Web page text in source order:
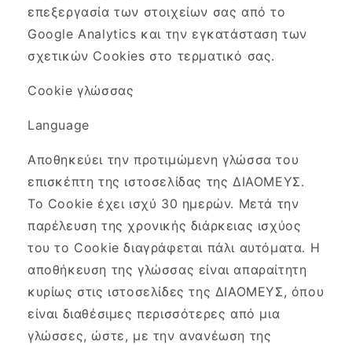
επεξεργασία των στοιχείων σας από το
Google Analytics και την εγκατάσταση των
σχετικών Cookies στο τερματικό σας.
Cookie γλώσσας
Language
Αποθηκεύει την προτιμώμενη γλώσσα του
επισκέπτη της ιστοσελίδας της ΔΙΑΟΜΕΥΣ.
Το Cookie έχει ισχύ 30 ημερών. Μετά την
παρέλευση της χρονικής διάρκειας ισχύος
του το Cookie διαγράφεται πάλι αυτόματα. Η
αποθήκευση της γλώσσας είναι απαραίτητη
κυρίως στις ιστοσελίδες της ΔΙΑΟΜΕΥΣ, όπου
είναι διαθέσιμες περισσότερες από μια
γλώσσες, ώστε, με την ανανέωση της